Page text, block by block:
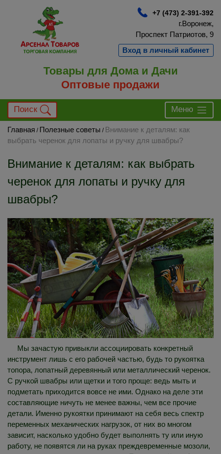
+7 (473) 2-391-392
г.Воронеж,
Проспект Патриотов, 9
Вход в личный кабинет
Товары для Дома и Дачи
Оптовые продажи
Поиск Меню
Главная / Полезные советы / Внимание к деталям: как
выбрать черенок для лопаты и ручку для швабры?
Внимание к деталям: как выбрать
черенок для лопаты и ручку для
швабры?
Мы зачастую привыкли ассоциировать конкретный
инструмент лишь с его рабочей частью, будь то рукоятка
топора, лопатный деревянный или металлический черенок.
С ручкой швабры или щетки и того проще: ведь мыть и
подметать приходится вовсе не ими. Однако на деле эти
составляющие ничуть не менее важны, чем все прочие
детали. Именно рукоятки принимают на себя весь спектр
переменных механических нагрузок, от них во многом
зависит, насколько удобно будет выполнять ту или иную
работу, не появятся ли на руках преждевременные мозоли,